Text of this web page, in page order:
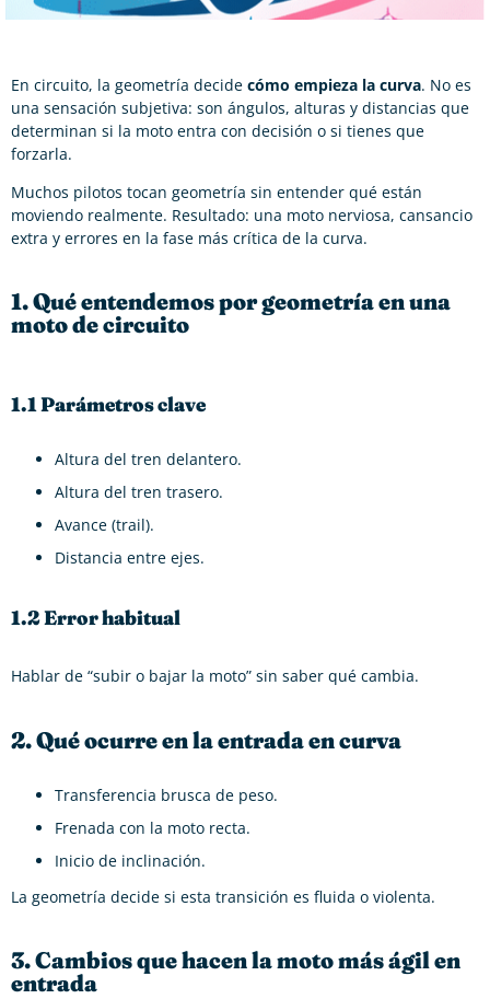
En circuito, la geometría decide cómo empieza la curva. No es
una sensación subjetiva: son ángulos, alturas y distancias que
determinan si la moto entra con decisión o si tienes que
forzarla.
Muchos pilotos tocan geometría sin entender qué están
moviendo realmente. Resultado: una moto nerviosa, cansancio
extra y errores en la fase más crítica de la curva.
1. Qué entendemos por geometría en una
moto de circuito
1.1 Parámetros clave
Altura del tren delantero.
Altura del tren trasero.
Avance (trail).
Distancia entre ejes.
1.2 Error habitual
Hablar de “subir o bajar la moto” sin saber qué cambia.
2. Qué ocurre en la entrada en curva
Transferencia brusca de peso.
Frenada con la moto recta.
Inicio de inclinación.
La geometría decide si esta transición es fluida o violenta.
3. Cambios que hacen la moto más ágil en
entrada